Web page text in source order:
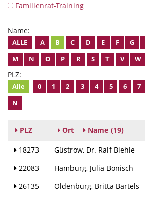
Familienrat-Training
Name:
ALLE A B C D E F G
M
N O P R S T V W
PLZ:
Alle 0 1 2 3 4 5 6 7
N
PLZ Ort Name (19)
18273 Güstrow Dr. Ralf Biehle
22083
Hamburg Julia Bönisch
26135
Oldenburg Britta Bartels